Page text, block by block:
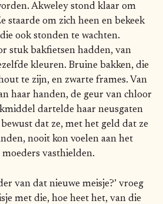
Akweley stond klaar om
staarde om zich heen en bekeek
ook stonden te wachten.
stuk bakfietsen hadden, van
kleuren. Bruine bakken, die
te zijn, en zwarte frames. Van
haar handen, de geur van chloor
dartelde haar neusgaten
dat ze, met het geld dat ze
nooit kon voelen aan het
vasthielden.
van dat nieuwe meisje?’ vroeg
met die, hoe heet het, van die